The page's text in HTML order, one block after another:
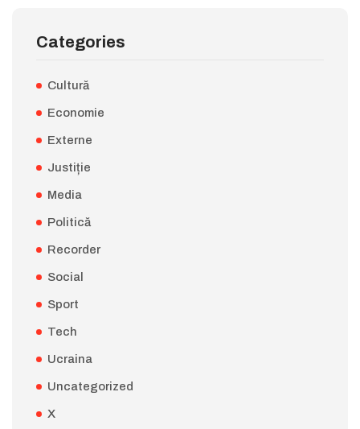
Categories
Cultură
Economie
Externe
Justiție
Media
Politică
Recorder
Social
Sport
Tech
Ucraina
Uncategorized
X